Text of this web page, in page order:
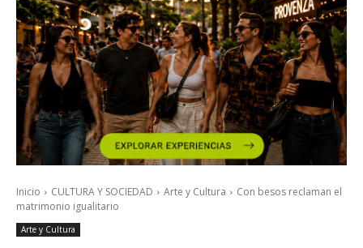
Inicio CULTURA Y SOCIEDAD Arte y Cultura
Con besos reclaman el
matrimonio igualitario
Arte y Cultura